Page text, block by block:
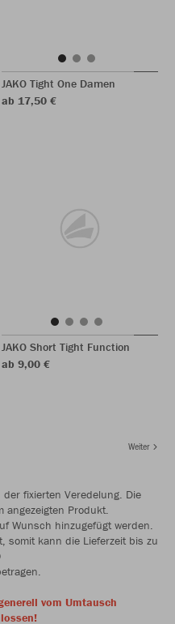
JAKO Tight One Damen
ab 17,50 €
JAKO Short Tight Function
ab 9,00 €
Weiter
fixierten Veredelung. Die
angezeigten Produkt.
Wunsch hinzugefügt werden.
somit kann die Lieferzeit bis zu
vom Umtausch